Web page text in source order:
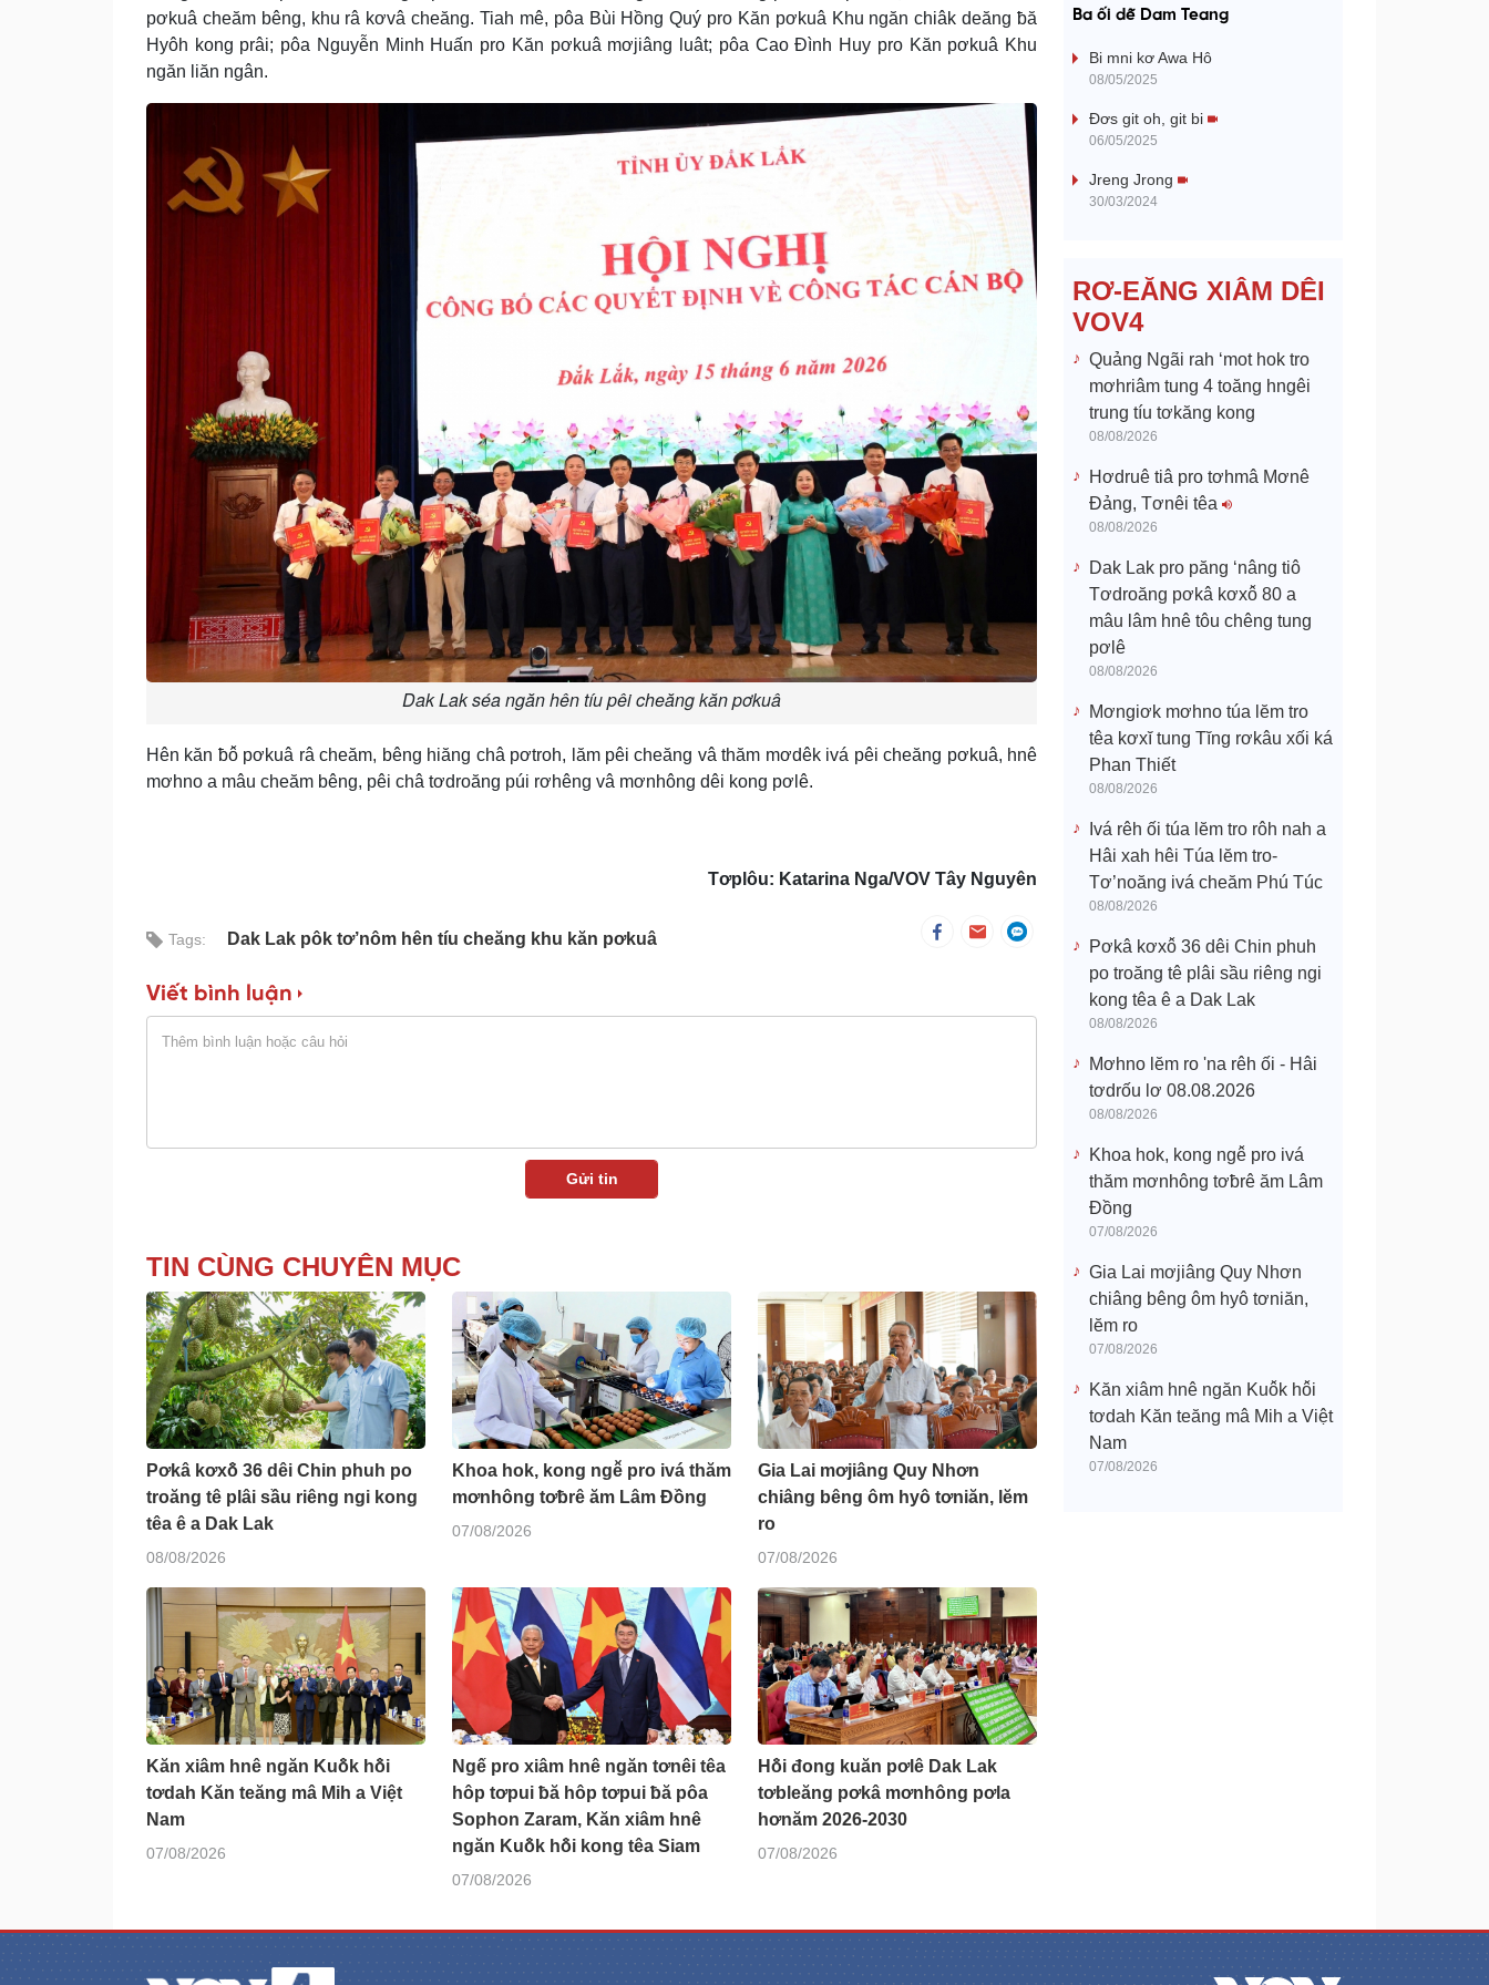
pơkuâ cheăm bêng, khu râ kơvâ cheăng. Tiah mê, pôa Bùi Hồng Quý pro Kăn pơkuâ Khu ngăn chiâk deăng ƀă
Hyôh kong prâi; pôa Nguyễn Minh Huấn pro Kăn pơkuâ mơjiâng luât; pôa Cao Đình Huy pro Kăn pơkuâ Khu
ngăn liăn ngân.
Dak Lak séa ngăn hên tíu pêi cheăng kăn pơkuâ
Hên kăn ƀô̆ pơkuâ râ cheăm, bêng hiăng châ pơtroh, lăm pêi cheăng vâ thăm mơdêk ivá pêi cheăng pơkuâ, hnê
mơhno a mâu cheăm bêng, pêi châ tơdroăng púi rơhêng vâ mơnhông dêi kong pơlê.
Tơplôu: Katarina Nga/VOV Tây Nguyên
Tags: Dak Lak pôk tơ’nôm hên tíu cheăng khu kăn pơkuâ
Viết bình luận
TIN CÙNG CHUYÊN MỤC
Pơkâ kơxô̆ 36 dêi Chin phuh po
troăng tê plâi sầu riêng ngi kong
têa ê a Dak Lak
08/08/2026
Khoa hok, kong ngê̆ pro ivá thăm
mơnhông tơƀrê ăm Lâm Đồng
07/08/2026
Gia Lai mơjiâng Quy Nhơn
chiâng bêng ôm hyô tơniăn, lĕm
ro
07/08/2026
Kăn xiâm hnê ngăn Kuô̆k hô̆i
tơdah Kăn teăng mâ Mih a Việt
Nam
07/08/2026
Ngế pro xiâm hnê ngăn tơnêi têa
hôp tơpui ƀă hôp tơpui ƀă pôa
Sophon Zaram, Kăn xiâm hnê
ngăn Kuô̆k hô̆i kong têa Siam
07/08/2026
Hô̆i đong kuăn pơlê Dak Lak
tơbleăng pơkâ mơnhông pơla
hơnăm 2026-2030
07/08/2026
a
y
V
o
Ba ối dê̆ Dam Teang
Bi mni kơ Awa Hô
08/05/2025
Đơs git oh, git bi
06/05/2025
Jreng Jrong
30/03/2024
RƠ-EĂNG XIÂM DÊI
VOV4
Quảng Ngãi rah ‘mot hok tro
mơhriâm tung 4 toăng hngêi
trung tíu tơkăng kong
08/08/2026
Hơdruê tiâ pro tơhmâ Mơnê
Đảng, Tơnêi têa
08/08/2026
Dak Lak pro păng ‘nâng tiô
Tơdroăng pơkâ kơxô̆ 80 a
mâu lâm hnê tôu chêng tung
pơlê
08/08/2026
Mơngiơk mơhno túa lĕm tro
têa kơxĭ tung Tĭng rơkâu xối ká
Phan Thiết
08/08/2026
Ivá rêh ối túa lĕm tro rôh nah a
Hâi xah hêi Túa lĕm tro-
Tơ’noăng ivá cheăm Phú Túc
08/08/2026
Pơkâ kơxô̆ 36 dêi Chin phuh
po troăng tê plâi sầu riêng ngi
kong têa ê a Dak Lak
08/08/2026
Mơhno lĕm ro 'na rêh ối - Hâi
tơdrốu lơ 08.08.2026
08/08/2026
Khoa hok, kong ngê̆ pro ivá
thăm mơnhông tơƀrê ăm Lâm
Đồng
07/08/2026
Gia Lai mơjiâng Quy Nhơn
chiâng bêng ôm hyô tơniăn,
lĕm ro
07/08/2026
Kăn xiâm hnê ngăn Kuô̆k hô̆i
tơdah Kăn teăng mâ Mih a Việt
Nam
07/08/2026